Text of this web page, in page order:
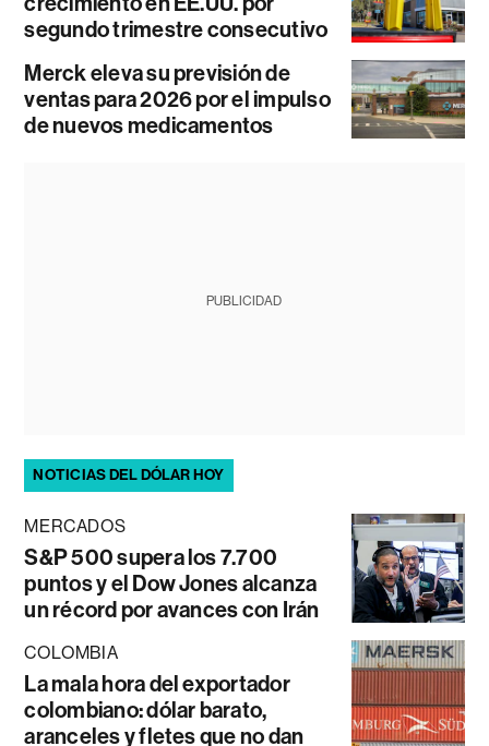
segundo trimestre consecutivo
Merck eleva su previsión de
ventas para 2026 por el impulso
de nuevos medicamentos
PUBLICIDAD
NOTICIAS DEL DÓLAR HOY
MERCADOS
S&P 500 supera los 7.700
puntos y el Dow Jones alcanza
un récord por avances con Irán
COLOMBIA
La mala hora del exportador
colombiano: dólar barato,
aranceles y fletes que no dan